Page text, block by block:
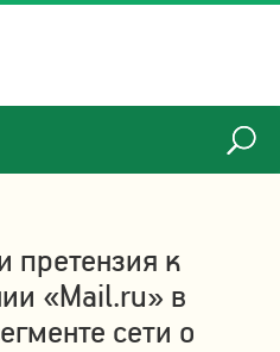
претензия к
«Mail.ru» в
сети о